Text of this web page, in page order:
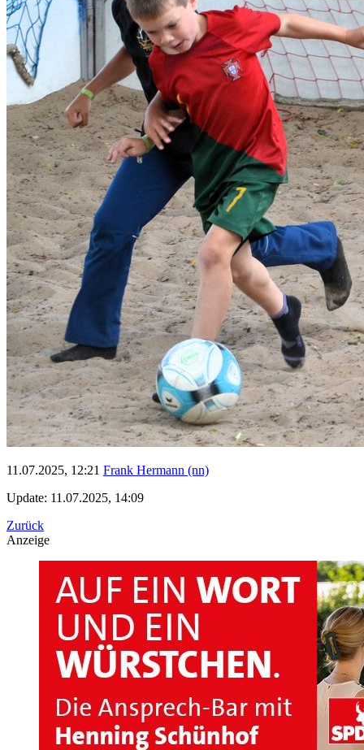
11.07.2025, 12:21 Frank Hermann (nn)
Update: 11.07.2025, 14:09
Zurück
Anzeige